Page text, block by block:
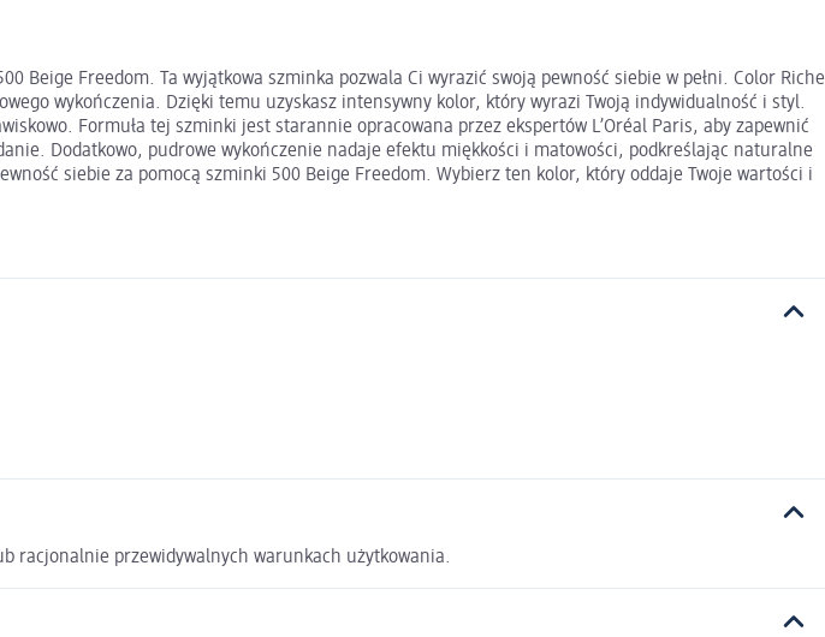
Beige Freedom. Ta wyjątkowa szminka pozwala Ci wyrazić swoją pewność siebie w pełni. Color Riche
wykończenia. Dzięki temu uzyskasz intensywny kolor, który wyrazi Twoją indywidualność i styl.
Formuła tej szminki jest starannie opracowana przez ekspertów L’Oréal Paris, aby zapewnić
Dodatkowo, pudrowe wykończenie nadaje efektu miękkości i matowości, podkreślając naturalne
siebie za pomocą szminki 500 Beige Freedom. Wybierz ten kolor, który oddaje Twoje wartości i
racjonalnie przewidywalnych warunkach użytkowania.